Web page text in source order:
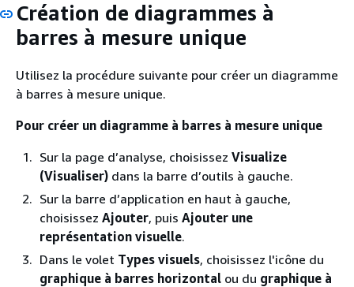
Création de diagrammes à
barres à mesure unique
Utilisez la procédure suivante pour créer un diagramme
à barres à mesure unique.
Pour créer un diagramme à barres à mesure unique
Sur la page d’analyse, choisissez Visualize
(Visualiser) dans la barre d’outils à gauche.
Sur la barre d’application en haut à gauche,
choisissez Ajouter, puis Ajouter une
représentation visuelle.
Dans le volet Types visuels, choisissez l'icône du
graphique à barres horizontal ou du graphique à